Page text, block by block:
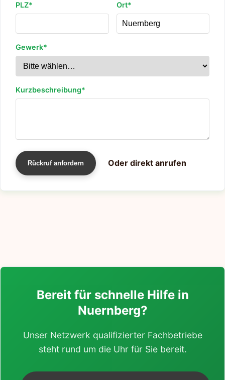
PLZ* Ort*
Gewerk*
Kurzbeschreibung*
Rückruf anfordern Oder direkt anrufen
Bereit für schnelle Hilfe in
Nuernberg?
Unser Netzwerk qualifizierter Fachbetriebe
steht rund um die Uhr für Sie bereit.